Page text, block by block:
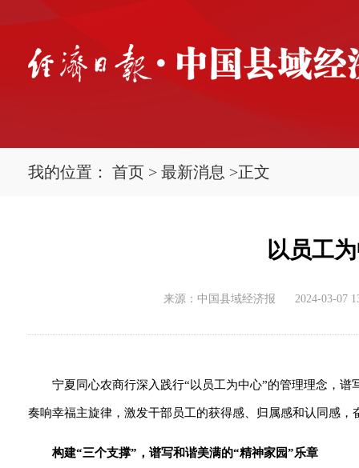
我的位置： 首页 > 最新消息 >正文
以员工
来源：中国县域经济报 2024-03-07
宁夏同心农商行深入践行“以员工为中心”的管理理念，
奏响幸福主旋律，激发干部员工的获得感、归属感和认同感
构建“三个支撑”，谱写和谐美满的“精神家园”乐章